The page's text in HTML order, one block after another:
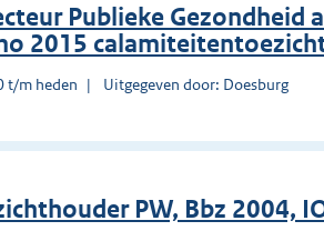
Publieke Gezondheid
2015
t/m heden Uitgegeven door: Doesburg
PW, Bbz 2004,